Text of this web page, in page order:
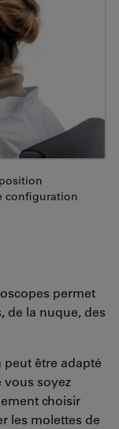
configuration
permet
de la nuque, des
être adapté
vous soyez
choisir
les molettes de